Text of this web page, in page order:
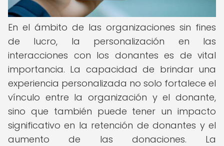
En el ámbito de las organizaciones sin fines
de lucro, la personalización en las
interacciones con los donantes es de vital
importancia. La capacidad de brindar una
experiencia personalizada no solo fortalece el
vínculo entre la organización y el donante,
sino que también puede tener un impacto
significativo en la retención de donantes y el
aumento de las donaciones. La